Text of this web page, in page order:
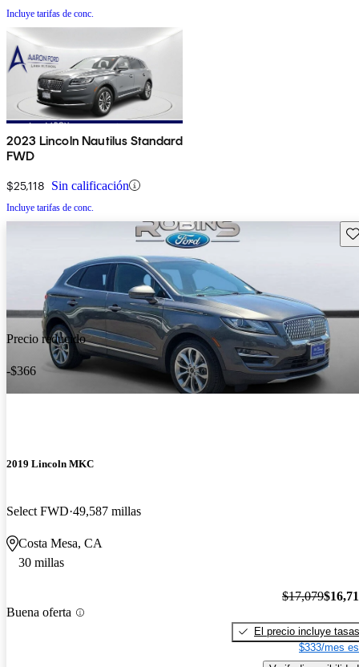
Incluye tarifas de conc.
2023 Lincoln Nautilus Standard
FWD
$25,118 Sin calificación
Incluye tarifas de conc.
Precio reducido
-$366
2019 Lincoln MKC
Select FWD 49,587 millas
Costa Mesa, CA
30 millas
Buena oferta
$17,079
El precio incluye tasas
$333/mes